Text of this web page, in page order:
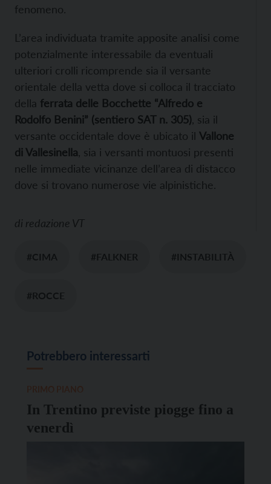
fenomeno.
L’area individuata tramite apposite analisi come
potenzialmente interessabile da eventuali
ulteriori crolli ricomprende sia il versante
orientale della vetta dove si colloca il tracciato
della ferrata delle Bocchette “Alfredo e
Rodolfo Benini” (sentiero SAT n. 305) , sia il
versante occidentale dove è ubicato il Vallone
di Vallesinella , sia i versanti montuosi presenti
nelle immediate vicinanze dell’area di distacco
dove si trovano numerose vie alpinistiche.
di redazione VT
#CIMA #FALKNER #INSTABILITÀ
#ROCCE
Potrebbero interessarti
In Trentino previste piogge fino a
venerdì